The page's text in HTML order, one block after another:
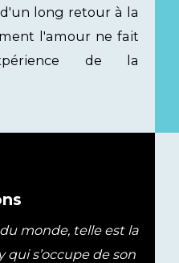
long retour à la
l'amour ne fait
de la
monde, telle est la
qui s’occupe de son